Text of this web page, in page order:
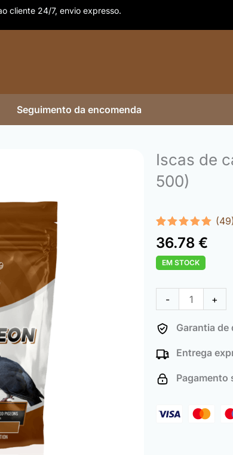
cliente 24/7, envio expresso.
Seguimento da encomenda
Iscas de
500)
Classificado
com4.92
em 5 com
base em
49
36.78 €
EM STOCK
-
de
Hunting
Baits
Wood
(500
+
Garantia de
Entrega
Pagamento